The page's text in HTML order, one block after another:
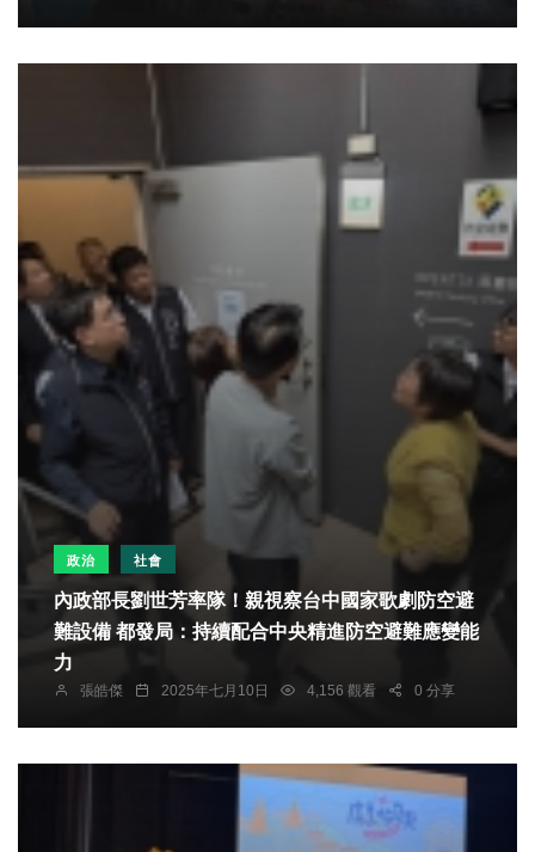
政治 社會
內政部長劉世芳率隊！親視察台中國家歌劇防空避
難設備 都發局：持續配合中央精進防空避難應變能
力
張皓傑 2025年七月10日 4,156 觀看 0 分享